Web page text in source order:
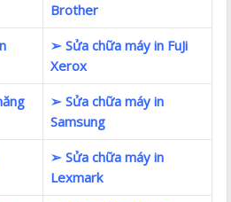
Brother
➢ Sửa chữa máy in FuJi
Xerox
➢ Sửa chữa máy in
Samsung
➢ Sửa chữa máy in
Lexmark